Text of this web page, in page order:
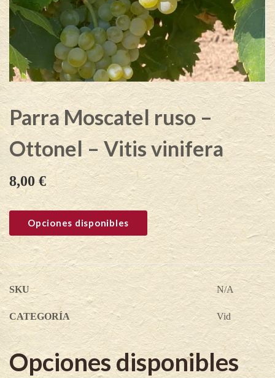
Parra Moscatel ruso –
Ottonel – Vitis vinifera
8,00€
Opciones disponibles
SKU N/A
CATEGORÍA Vid
Opciones disponibles